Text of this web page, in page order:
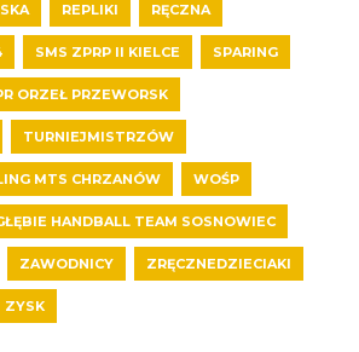
REPLIKI RĘCZNA
SMS ZPRP II KIELCE SPARING
ORZEŁ PRZEWORSK
TURNIEJMISTRZÓW
MTS CHRZANÓW WOŚP
HANDBALL TEAM SOSNOWIEC
ZAWODNICY ZRĘCZNEDZIECIAKI
ZYSK